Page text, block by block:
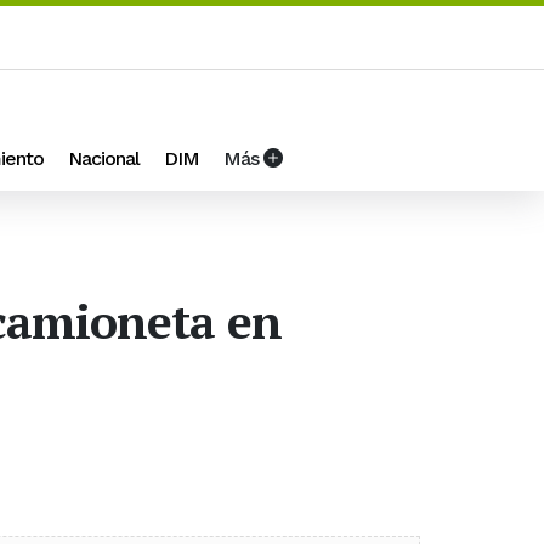
Nacional DIM Más
en